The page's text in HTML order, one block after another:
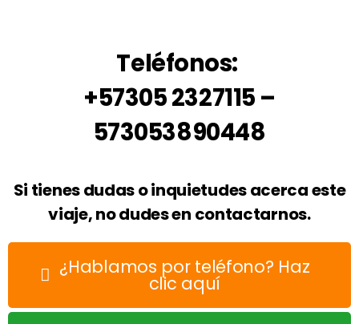
Teléfonos:
+57305 2327115 –
573053890448
Si tienes dudas o inquietudes acerca este
viaje, no dudes en contactarnos.
¿Hablamos por teléfono? Haz
clic aquí